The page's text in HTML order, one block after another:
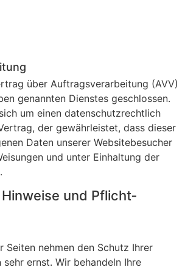
über Auftragsverarbeitung (AVV)
genannten Dienstes geschlossen.
um einen datenschutzrechtlich
der gewährleistet, dass dieser
Daten unserer Websitebesucher
und unter Einhaltung der
Hinweise und Pflicht­
Seiten nehmen den Schutz Ihrer
ernst. Wir behandeln Ihre